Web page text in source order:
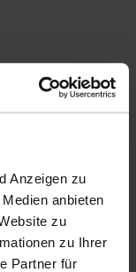
Anzeigen zu
anbieten
zu
zu Ihrer
Partner für